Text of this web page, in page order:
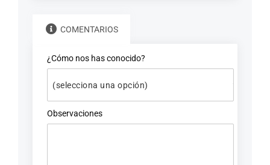
COMENTARIOS
¿Cómo nos has conocido?
Observaciones